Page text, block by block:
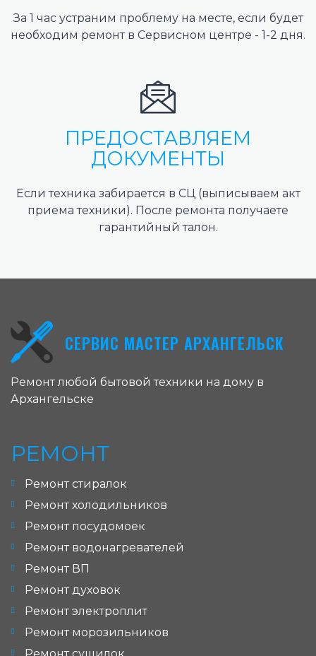
За 1 час устраним проблему на месте, если будет
необходим ремонт в Сервисном центре - 1-2 дня.
ПРЕДОСТАВЛЯЕМ
ДОКУМЕНТЫ
Если техника забирается в СЦ (выписываем акт
приема техники). После ремонта получаете
гарантийный талон.
СЕРВИС МАСТЕР АРХАНГЕЛЬСК
Ремонт любой бытовой техники на дому в
Архангельске
РЕМОНТ
Ремонт стиралок
Ремонт холодильников
Ремонт посудомоек
Ремонт водонагревателей
Ремонт ВП
Ремонт духовок
Ремонт электроплит
Ремонт морозильников